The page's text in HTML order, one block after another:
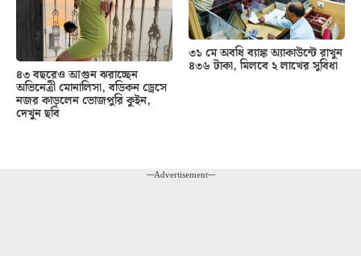
৪৩ বছরেও আগুন ঝরাচ্ছেন
অভিনেত্রী মোনালিসা, বডিকন ড্রেসে
নজর কাড়লেন ভোজপুরি কুইন,
দেখুন ছবি
৩১ মে অবধি ব্যাঙ্ক অ্যাকাউন্টে রাখুন
৪৩৬ টাকা, মিলবে ২ লাখের সুবিধা
---Advertisement---